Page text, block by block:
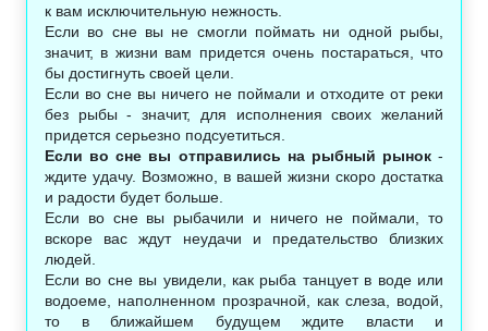
к вам исключительную нежность.
Если во сне вы не смогли поймать ни одной рыбы,
значит, в жизни вам придется очень постараться, что
бы достигнуть своей цели.
Если во сне вы ничего не поймали и отходите от реки
без рыбы - значит, для исполнения своих желаний
придется серьезно подсуетиться.
Если во сне вы отправились на рыбный рынок-
ждите удачу. Возможно, в вашей жизни скоро достатка
и радости будет больше.
Если во сне вы рыбачили и ничего не поймали, то
вскоре вас ждут неудачи и предательство близких
людей.
Если во сне вы увидели, как рыба танцует в воде или
водоеме, наполненном прозрачной, как слеза, водой,
то в ближайшем будущем ждите власти и